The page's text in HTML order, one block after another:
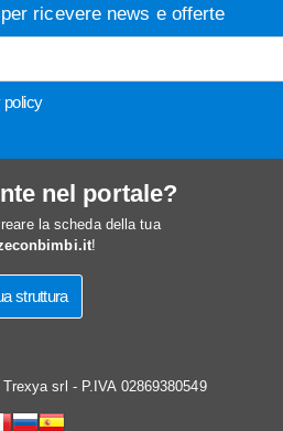
ricevere news e offerte
policy
nel portale?
la scheda della tua
!
struttura
srl - P.IVA 02869380549